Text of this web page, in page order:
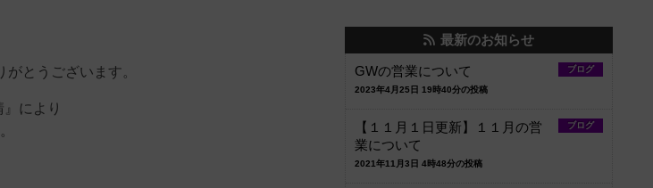
とうございます。
により
最新のお知らせ
ブログ
GWの営業について
2023年4月25日 19時40分の投稿
ブログ
【１１月１日更新】１１月の営
業について
2021年11月3日 4時48分の投稿